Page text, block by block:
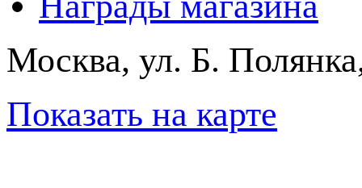
Москва, ул. Б.
Показать на карте